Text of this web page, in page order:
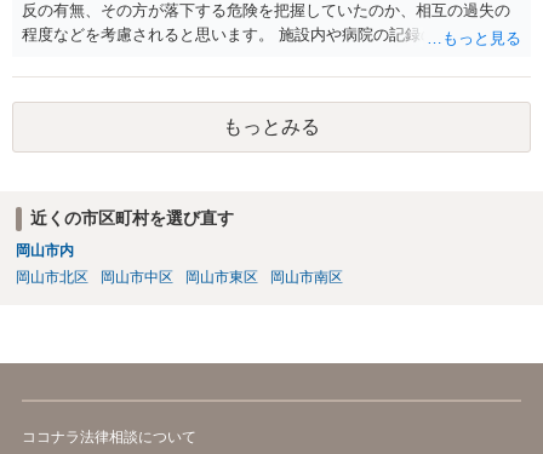
反の有無、その方が落下する危険を把握していたのか、相互の過失の
程度などを考慮されると思います。 施設内や病院の記録の取得が必要
には会えて連絡せずに、証拠保全の手続きの検討も必要です（不意打
ちで、事務所内の証拠を押さえます。ただし費用が掛かりますし、あ
る程度証拠が事務所にあること、証拠の特定が出来なければなりませ
ん）。
もっとみる
近くの市区町村を選び直す
岡山市内
岡山市北区
岡山市中区 岡山市東区 岡山市南区
ココナラ法律相談について